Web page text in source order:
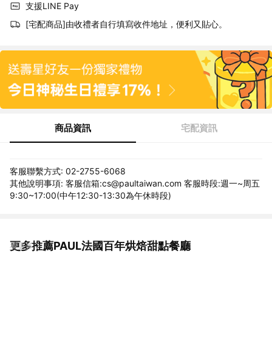
支援LINE Pay
[宅配商品]由收禮者自行填寫收件地址，便利又貼心。
商品資訊 宅配資訊
客服聯繫方式: 02-2755-6068
其他說明事項: 客服信箱:cs@paultaiwan.com 客服時段:週一~周五
9:30~17:00(中午12:30-13:30為午休時段)
更多推薦PAUL法國百年烘焙甜點餐廳
看更多